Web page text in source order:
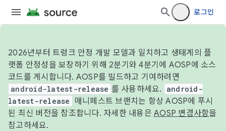
로그인
2026년부터 트렁크 안정 개발 모델과 일치하고 생태계의 플
랫폼 안정성을 보장하기 위해 2분기와 4분기에 AOSP에 소스
코드를 게시합니다. AOSP를 빌드하고 기여하려면
android-latest-release 를 사용하세요.
android-
latest-release
매니페스트 브랜치는 항상 AOSP에 푸시
된 최신 버전을 참조합니다. 자세한 내용은 AOSP 변경사항을
참고하세요.